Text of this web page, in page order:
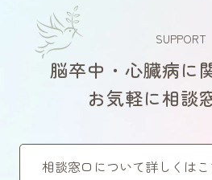
SUPPORT
脳卒中・心臓病に
お気軽に相談
相談窓口について詳しくはこ